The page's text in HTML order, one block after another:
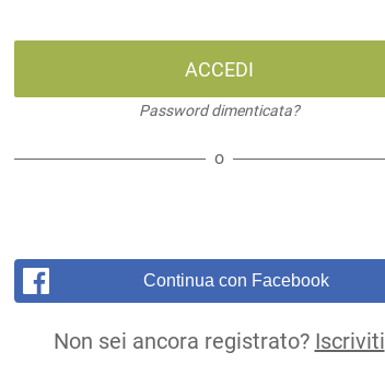
ACCEDI
Password dimenticata?
o
Continua con Facebook
Non sei ancora registrato? Iscriviti